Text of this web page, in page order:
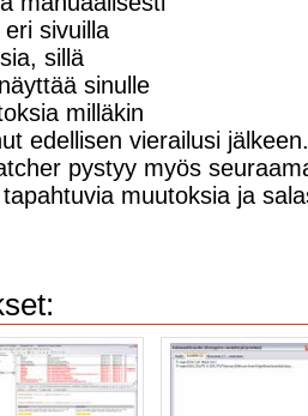
sivuilla
sillä
sinulle
milläkin
edellisen vierailusi
pystyy myös
muutoksia ja